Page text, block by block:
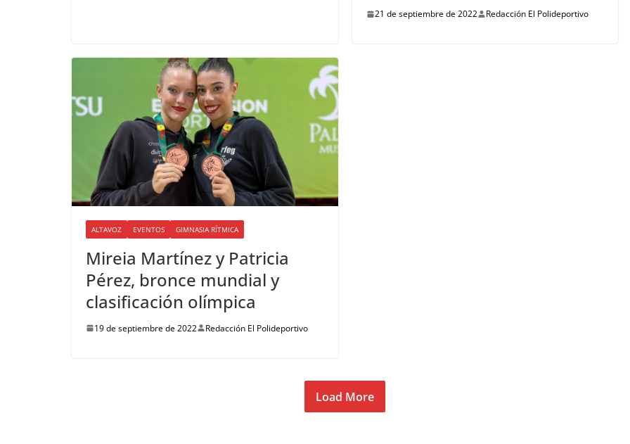
21 de septiembre de 2022 Redacción El Polideportivo
ALTAVOZ EVENTOS GIMNASIA RÍTMICA
Mireia Martínez y Patricia
Pérez, bronce mundial y
clasificación olímpica
19 de septiembre de 2022 Redacción El Polideportivo
Load More